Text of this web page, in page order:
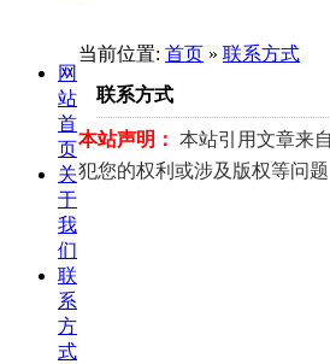
网
站
首
页
关
于
我
们
联
系
方
式
当前位置: 首页 » 联系方式
联系方式
本站声明： 本站引用文章来
犯您的权利或涉及版权等问